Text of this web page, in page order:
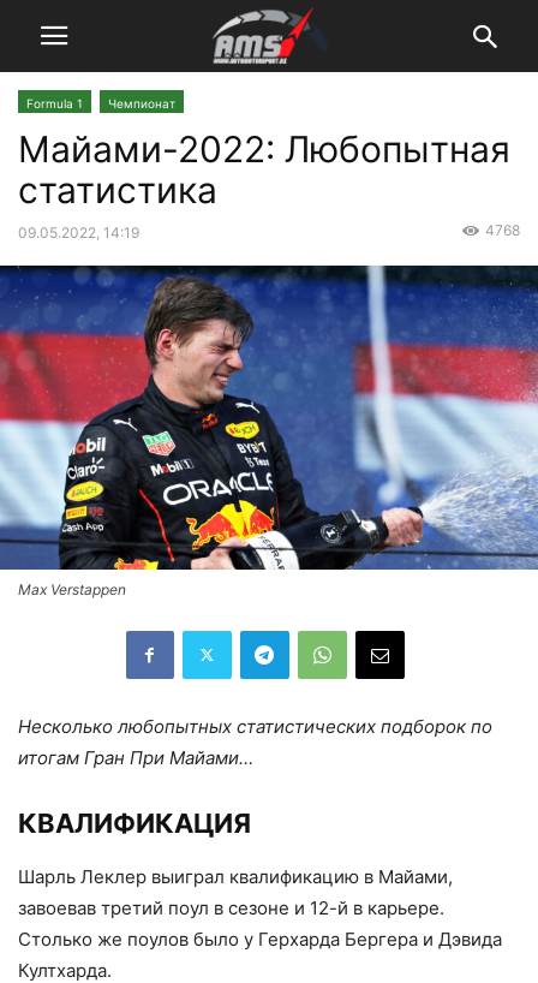
Formula 1 Чемпионат
Майами-2022: Любопытная
статистика
09.05.2022, 14:19 4768
Max Verstappen
Несколько любопытных статистических подборок по
итогам Гран При Майами…
КВАЛИФИКАЦИЯ
Шарль Леклер выиграл квалификацию в Майами,
завоевав третий поул в сезоне и 12-й в карьере.
Столько же поулов было у Герхарда Бергера и Дэвида
Култхарда.